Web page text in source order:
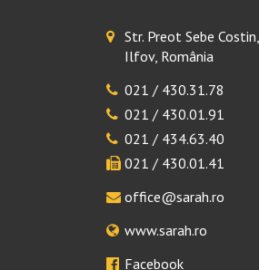
Str. Preot Sebe
Ilfov, România
021 / 430.31.78
021 / 430.01.91
021 / 434.63.40
021 / 430.01.41
office@sarah.ro
www.sarah.ro
Facebook